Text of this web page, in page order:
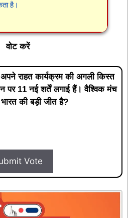
है।
वोट करें
अपने राहत कार्यक्रम की अगली किस्त
पर 11 नई शर्तें लगाई हैं। वैश्विक मंच
की बड़ी जीत है?
Vote